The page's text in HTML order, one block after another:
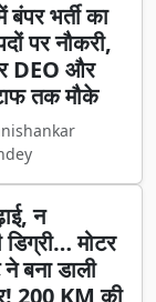
भर्ती का
पर नौकरी,
DEO और
तक मौके
न
डिग्री… मोटर
बना डाली